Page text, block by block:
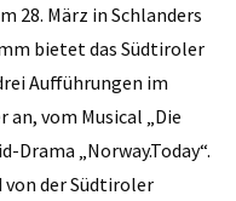
28. März in Schlanders
bietet das Südtiroler
Aufführungen im
vom Musical „Die
Drama „Norway.Today“.
der Südtiroler